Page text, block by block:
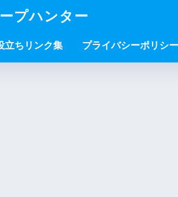
プハンター
立ちリンク集 プライバシーポリシー